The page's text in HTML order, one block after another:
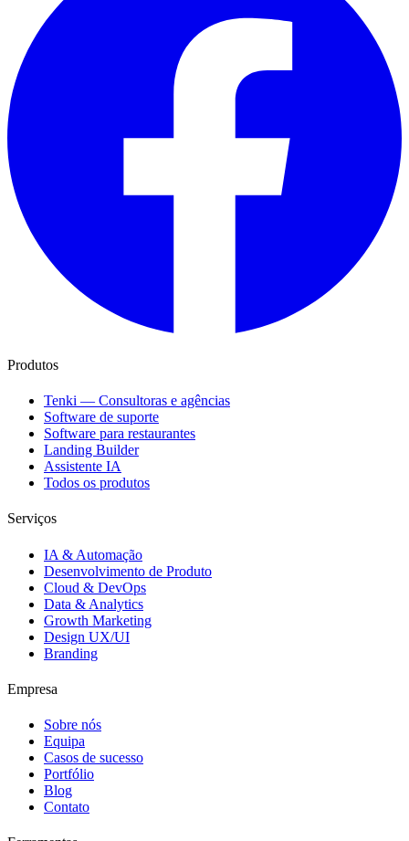
Produtos
Tenki — Consultoras e agências
Software de suporte
Software para restaurantes
Landing Builder
Assistente IA
Todos os produtos
Serviços
IA & Automação
Desenvolvimento de Produto
Cloud & DevOps
Data & Analytics
Growth Marketing
Design UX/UI
Branding
Empresa
Sobre nós
Equipa
Casos de sucesso
Portfólio
Blog
Contato